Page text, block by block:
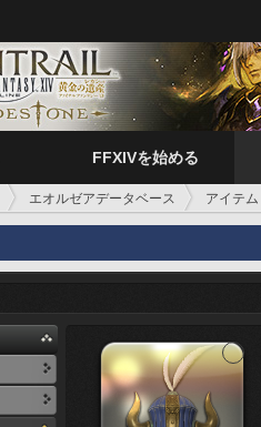
FFXIVを始める
エオルゼアデータベース アイテム